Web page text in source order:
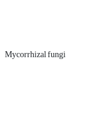
Mycorrhizal fungi